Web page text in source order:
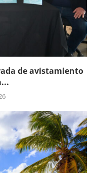
de avistamiento